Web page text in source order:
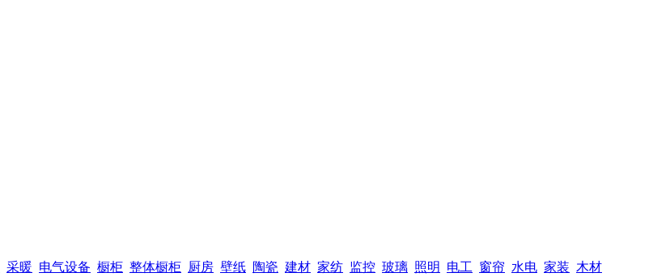
采暖 电气设备 橱柜 整体橱柜 厨房 壁纸 陶瓷 建材 家纺 监控 玻璃 照明 电工 窗帘 水电 家装 木材